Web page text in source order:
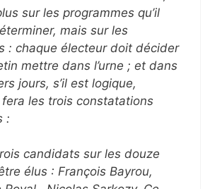
sur les programmes qu’il
mais sur les
: chaque électeur doit décider
mettre dans l’urne ; et dans
jours, s’il est logique,
fera les trois constatations
:
candidats sur les douze
élus : François Bayrou,